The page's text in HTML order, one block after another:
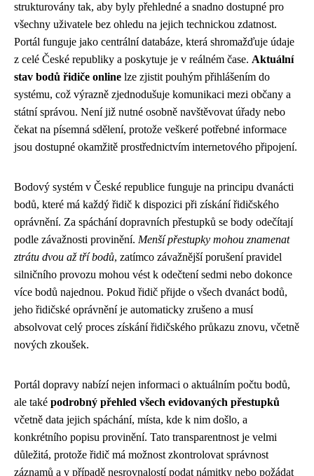
strukturovány tak, aby byly přehledné a snadno dostupné pro
všechny uživatele bez ohledu na jejich technickou zdatnost.
Portál funguje jako centrální databáze, která shromažďuje údaje
z celé České republiky a poskytuje je v reálném čase. Aktuální
stav bodů řidiče online lze zjistit pouhým přihlášením do
systému, což výrazně zjednodušuje komunikaci mezi občany a
státní správou. Není již nutné osobně navštěvovat úřady nebo
čekat na písemná sdělení, protože veškeré potřebné informace
jsou dostupné okamžitě prostřednictvím internetového připojení.
Bodový systém v České republice funguje na principu dvanácti
bodů, které má každý řidič k dispozici při získání řidičského
oprávnění. Za spáchání dopravních přestupků se body odečítají
podle závažnosti provinění. Menší přestupky mohou znamenat
ztrátu dvou až tří bodů, zatímco závažnější porušení pravidel
silničního provozu mohou vést k odečtení sedmi nebo dokonce
více bodů najednou. Pokud řidič přijde o všech dvanáct bodů,
jeho řidičské oprávnění je automaticky zrušeno a musí
absolvovat celý proces získání řidičského průkazu znovu, včetně
nových zkoušek.
Portál dopravy nabízí nejen informaci o aktuálním počtu bodů,
ale také podrobný přehled všech evidovaných přestupků
včetně data jejich spáchání, místa, kde k nim došlo, a
konkrétního popisu provinění. Tato transparentnost je velmi
důležitá, protože řidič má možnost zkontrolovat správnost
záznamů a v případě nesrovnalostí podat námitky nebo požádat